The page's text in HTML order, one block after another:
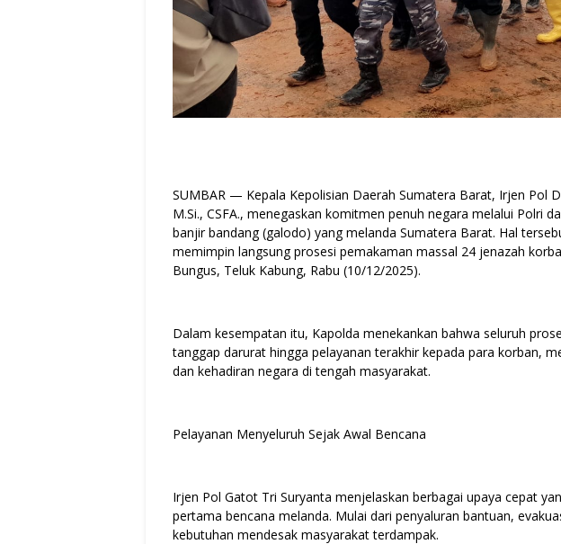
SUMBAR — Kepala Kepolisian Daerah Sumatera Barat, Irjen Pol
M.Si., CSFA., menegaskan komitmen penuh negara melalui Polri
banjir bandang (galodo) yang melanda Sumatera Barat. Hal
memimpin langsung prosesi pemakaman massal 24 jenazah
Bungus, Teluk Kabung, Rabu (10/12/2025).
Dalam kesempatan itu, Kapolda menekankan bahwa seluruh
tanggap darurat hingga pelayanan terakhir kepada para korban,
dan kehadiran negara di tengah masyarakat.
Pelayanan Menyeluruh Sejak Awal Bencana
Irjen Pol Gatot Tri Suryanta menjelaskan berbagai upaya cepat
pertama bencana melanda. Mulai dari penyaluran bantuan,
kebutuhan mendesak masyarakat terdampak.